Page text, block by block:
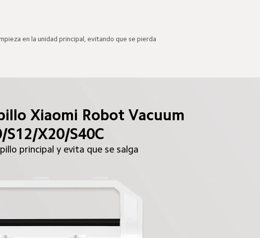
en la unidad principal, evitando que se pierda
Xiaomi Robot Vacuum
S12/X20/S40C
principal y evita que se salga